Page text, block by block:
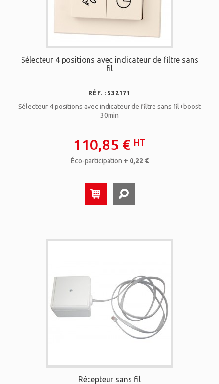
Sélecteur 4 positions avec indicateur de filtre sans
fil
RÉF. : 532171
Sélecteur 4 positions avec indicateur de filtre sans fil+boost
30min
110,85 € HT
Éco-participation + 0,22 €
Récepteur sans fil